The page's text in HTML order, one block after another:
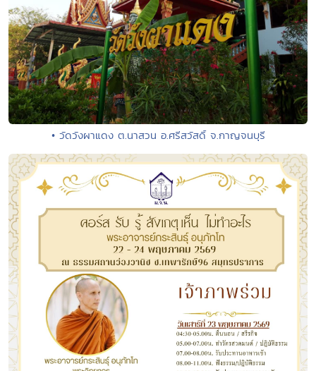
• วัดวังผาแดง ต.นาสวน อ.ศรีสวัสดิ์ จ.กาญจนบุรี